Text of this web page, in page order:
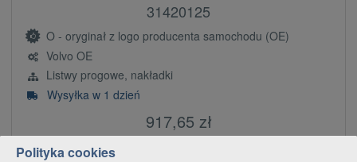
31420125
O - oryginał z logo producenta samochodu (OE)
Volvo OE
Listwy progowe, nakładki
Wysyłka w 1 dzień
917,65 zł
za szt.
Polityka cookies